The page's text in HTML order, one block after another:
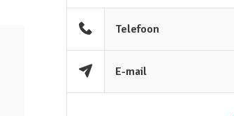
Telefoon
E-mail